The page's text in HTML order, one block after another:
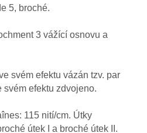
5, broché.
3 vážící osnovu a
svém efektu vázán tzv. par
svém efektu zdvojeno.
115 nití/cm. Útky
útek I a broché útek II.